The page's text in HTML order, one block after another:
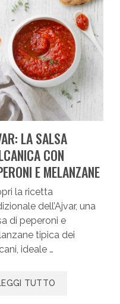
LA SALSA
CON
E MELANZANE
la ricetta
dell’Ajvar, una
di peperoni e
tipica dei
ideale …
TUTTO